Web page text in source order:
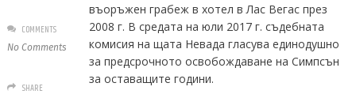
въоръжен грабеж в хотел в Лас Вегас през
2008 г. В средата на юли 2017 г. съдебната
комисия на щата Невада гласува единодушно
за предсрочното освобождаване на Симпсън
за оставащите години.
COMMENTS
No Comments
SHARE